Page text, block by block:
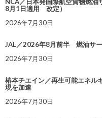
8月1日適用 改定）
2026年7月30日
JAL／2026年8月前半 燃油サ
2026年7月30日
椿本チエイン／再生可能エネル
現を加速
2026年7月30日